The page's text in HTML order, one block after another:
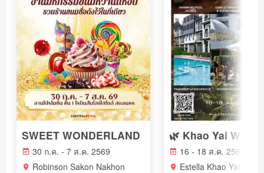
SWEET WONDERLAND
30 ก.ค. - 7 ส.ค. 2569
Robinson Sakon Nakhon
16 - 18 ส.ค. 2569
Estella Khao Yai,